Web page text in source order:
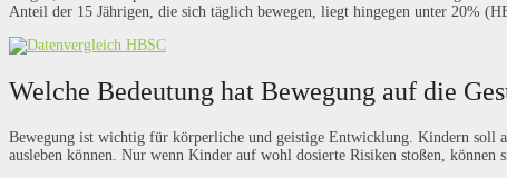
Anteil der 15 Jährigen, die sich täglich bewegen, liegt hingegen unter 20%
Welche Bedeutung hat Bewegung auf die
Bewegung ist wichtig für körperliche und geistige Entwicklung. Kindern soll
ausleben können. Nur wenn Kinder auf wohl dosierte Risiken stoßen, können